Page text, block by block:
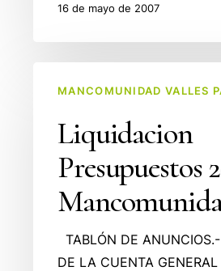
16 de mayo de 2007
Presupuestos
Mancomunidad
MANCOMUNIDAD VALLES
Liquidacion
Presupuestos
TABLÓN DE
DE LA CUENTA